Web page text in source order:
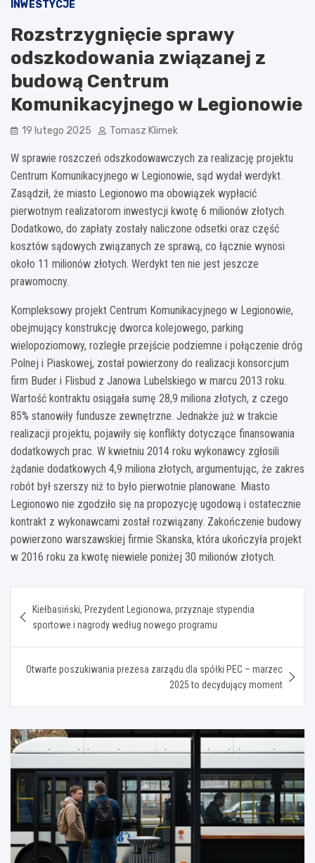
INWESTYCJE
Rozstrzygnięcie sprawy
odszkodowania związanej z
budową Centrum
Komunikacyjnego w Legionowie
19 lutego 2025 Tomasz Klimek
W sprawie roszczeń odszkodowawczych za realizację projektu
Centrum Komunikacyjnego w Legionowie, sąd wydał werdykt.
Zasądził, że miasto Legionowo ma obowiązek wypłacić
pierwotnym realizatorom inwestycji kwotę 6 milionów złotych.
Dodatkowo, do zapłaty zostały naliczone odsetki oraz część
kosztów sądowych związanych ze sprawą, co łącznie wynosi
około 11 milionów złotych. Werdykt ten nie jest jeszcze
prawomocny.
Kompleksowy projekt Centrum Komunikacyjnego w Legionowie,
obejmujący konstrukcję dworca kolejowego, parking
wielopoziomowy, rozległe przejście podziemne i połączenie dróg
Polnej i Piaskowej, został powierzony do realizacji konsorcjum
firm Buder i Flisbud z Janowa Lubelskiego w marcu 2013 roku.
Wartość kontraktu osiągała sumę 28,9 miliona złotych, z czego
85% stanowiły fundusze zewnętrzne. Jednakże już w trakcie
realizacji projektu, pojawiły się konflikty dotyczące finansowania
dodatkowych prac. W kwietniu 2014 roku wykonawcy zgłosili
żądanie dodatkowych 4,9 miliona złotych, argumentując, że zakres
robót był szerszy niż to było pierwotnie planowane. Miasto
Legionowo nie zgodziło się na propozycję ugodową i ostatecznie
kontrakt z wykonawcami został rozwiązany. Zakończenie budowy
powierzono warszawskiej firmie Skanska, która ukończyła projekt
w 2016 roku za kwotę niewiele poniżej 30 milionów złotych.
wpisu
Kiełbasiński, Prezydent Legionowa, przyznaje stypendia
sportowe i nagrody według nowego programu
Otwarte poszukiwania prezesa zarządu dla spółki PEC – marzec
2025 to decydujący moment